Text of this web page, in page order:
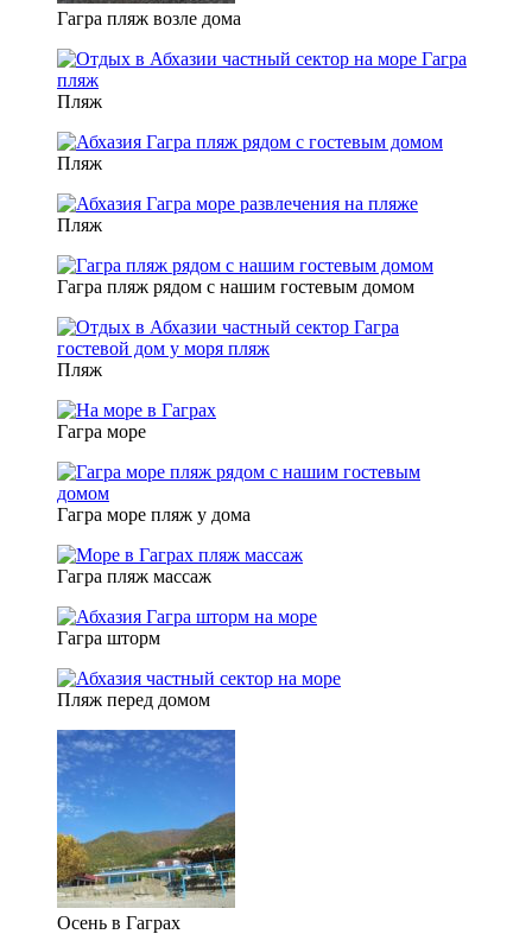
Гагра пляж возле дома
Пляж
Пляж
Пляж
Гагра пляж рядом с нашим гостевым домом
Пляж
Гагра море
Гагра море пляж у дома
Гагра пляж массаж
Гагра шторм
Пляж перед домом
Осень в Гаграх